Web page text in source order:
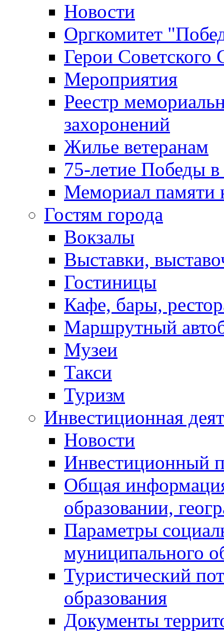
Новости
Оргкомитет
Герои Советского
Мероприятия
Реестр
захоронений
Жилье ветеранам
75-летие Победы
Мемориал памяти
Гостям города
Вокзалы
Выставки,
Гостиницы
Кафе, бары,
Маршрутный
Музеи
Такси
Туризм
Инвестиционная
Новости
Инвестиционный
Общая
образовании,
Параметры
муниципального
Туристический
образования
Документы